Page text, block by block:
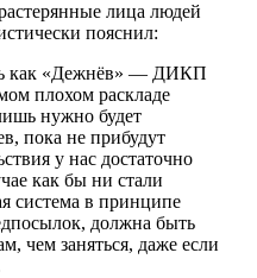
лица людей
пояснил:
как «Дежнёв» — ДИКП
плохом раскладе
нужно будет
пока не прибудут
у нас достаточно
как бы ни стали
система в принципе
должна быть
чем заняться, даже если